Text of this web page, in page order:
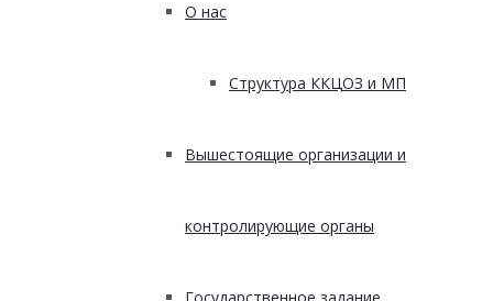
О нас
Структура ККЦОЗ и МП
Вышестоящие организации и
контролирующие органы